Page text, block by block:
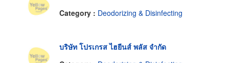
Category : Deodorizing & Disinfecting
บริษัท โปรเกรส ไฮยีนส์ พลัส จำกัด